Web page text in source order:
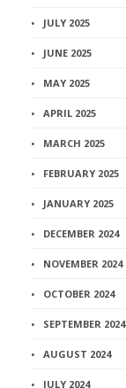
JULY 2025
JUNE 2025
MAY 2025
APRIL 2025
MARCH 2025
FEBRUARY 2025
JANUARY 2025
DECEMBER 2024
NOVEMBER 2024
OCTOBER 2024
SEPTEMBER 2024
AUGUST 2024
JULY 2024